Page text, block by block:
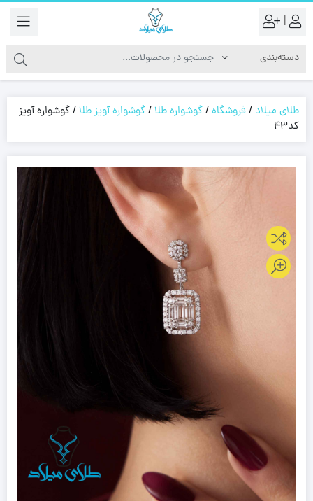
|
طلای میلاد /فروشگاه/گوشواره طلا/گوشواره آویز طلا/گوشواره آویز
کد43